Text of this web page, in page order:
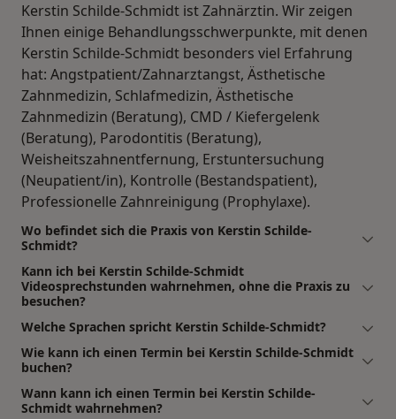
Kerstin Schilde-Schmidt ist Zahnärztin. Wir zeigen
Ihnen einige Behandlungsschwerpunkte, mit denen
Kerstin Schilde-Schmidt besonders viel Erfahrung
hat: Angstpatient/Zahnarztangst, Ästhetische
Zahnmedizin, Schlafmedizin, Ästhetische
Zahnmedizin (Beratung), CMD / Kiefergelenk
(Beratung), Parodontitis (Beratung),
Weisheitszahnentfernung, Erstuntersuchung
(Neupatient/in), Kontrolle (Bestandspatient),
Professionelle Zahnreinigung (Prophylaxe).
Wo befindet sich die Praxis von Kerstin Schilde-
Schmidt?
Kann ich bei Kerstin Schilde-Schmidt
Videosprechstunden wahrnehmen, ohne die Praxis zu
besuchen?
Welche Sprachen spricht Kerstin Schilde-Schmidt?
Wie kann ich einen Termin bei Kerstin Schilde-Schmidt
buchen?
Wann kann ich einen Termin bei Kerstin Schilde-
Schmidt wahrnehmen?